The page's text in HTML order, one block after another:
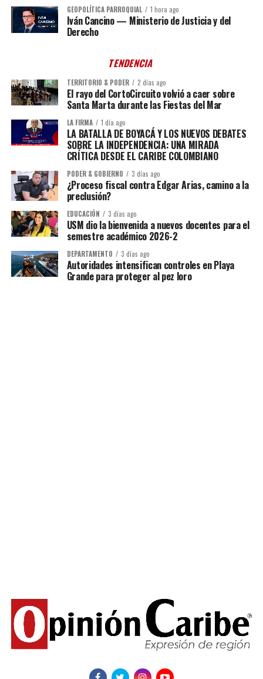
GEOPOLÍTICA PARROQUIAL 1 hora ago
Iván Cancino — Ministerio de Justicia y del
Derecho
TENDENCIA
TERRITORIO & PODER 2 días ago
El rayo del CortoCircuito volvió a caer sobre
Santa Marta durante las Fiestas del Mar
LA FIRMA 1 día ago
LA BATALLA DE BOYACÁ Y LOS NUEVOS DEBATES
SOBRE LA INDEPENDENCIA: UNA MIRADA
CRÍTICA DESDE EL CARIBE COLOMBIANO
PODER & GOBIERNO 3 días ago
¿Proceso fiscal contra Edgar Arias, camino a la
preclusión?
EDUCACIÓN 3 días ago
USM dio la bienvenida a nuevos docentes para el
semestre académico 2026-2
DEPARTAMENTO 3 días ago
Autoridades intensifican controles en Playa
Grande para proteger al pez loro